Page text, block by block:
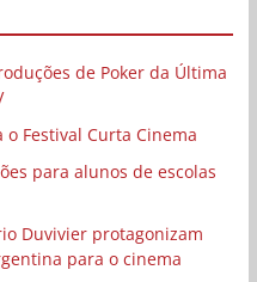
de Poker da Última
Festival Curta Cinema
para alunos de escolas
Duvivier protagonizam
para o cinema